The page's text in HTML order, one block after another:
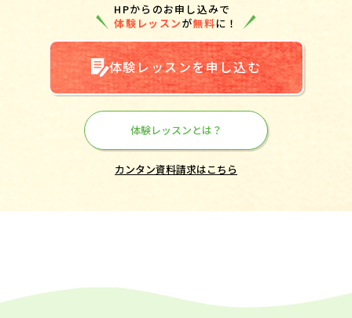
HPからのお申し込みで
体験レッスンが無料に！
体験レッスンを申し込む
体験レッスンとは？
カンタン資料請求はこちら